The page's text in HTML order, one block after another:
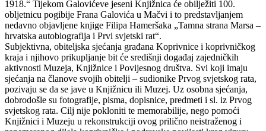
1918.“ Tijekom Galovićeve jeseni Knjižnica će obilježiti 100.
obljetnicu pogibije Frana Galovića u Mačvi i to predstavljanjem
nedavno objavljene knjige Filipa Hameršaka „Tamna strana Marsa –
hrvatska autobiografija i Prvi svjetski rat“.
Subjektivna, obiteljska sjećanja građana Koprivnice i koprivničkog
kraja i njihovo prikupljanje bit će središnji događaj zajedničkih
aktivnosti Muzeja, Knjižnice i Povijesnog društva. Svi koji imaju
sjećanja na članove svojih obitelji – sudionike Prvog svjetskog rata,
pozivaju se da se jave u Knjižnicu ili Muzej. Uz osobna sjećanja,
dobrodošle su fotografije, pisma, dopisnice, predmeti i sl. iz Prvog
svjetskog rata. Cilj nije pokloniti te memorabilije, nego pomoći
Knjižnici i Muzeju u rekonstrukciji ovog prilično neistraženog i